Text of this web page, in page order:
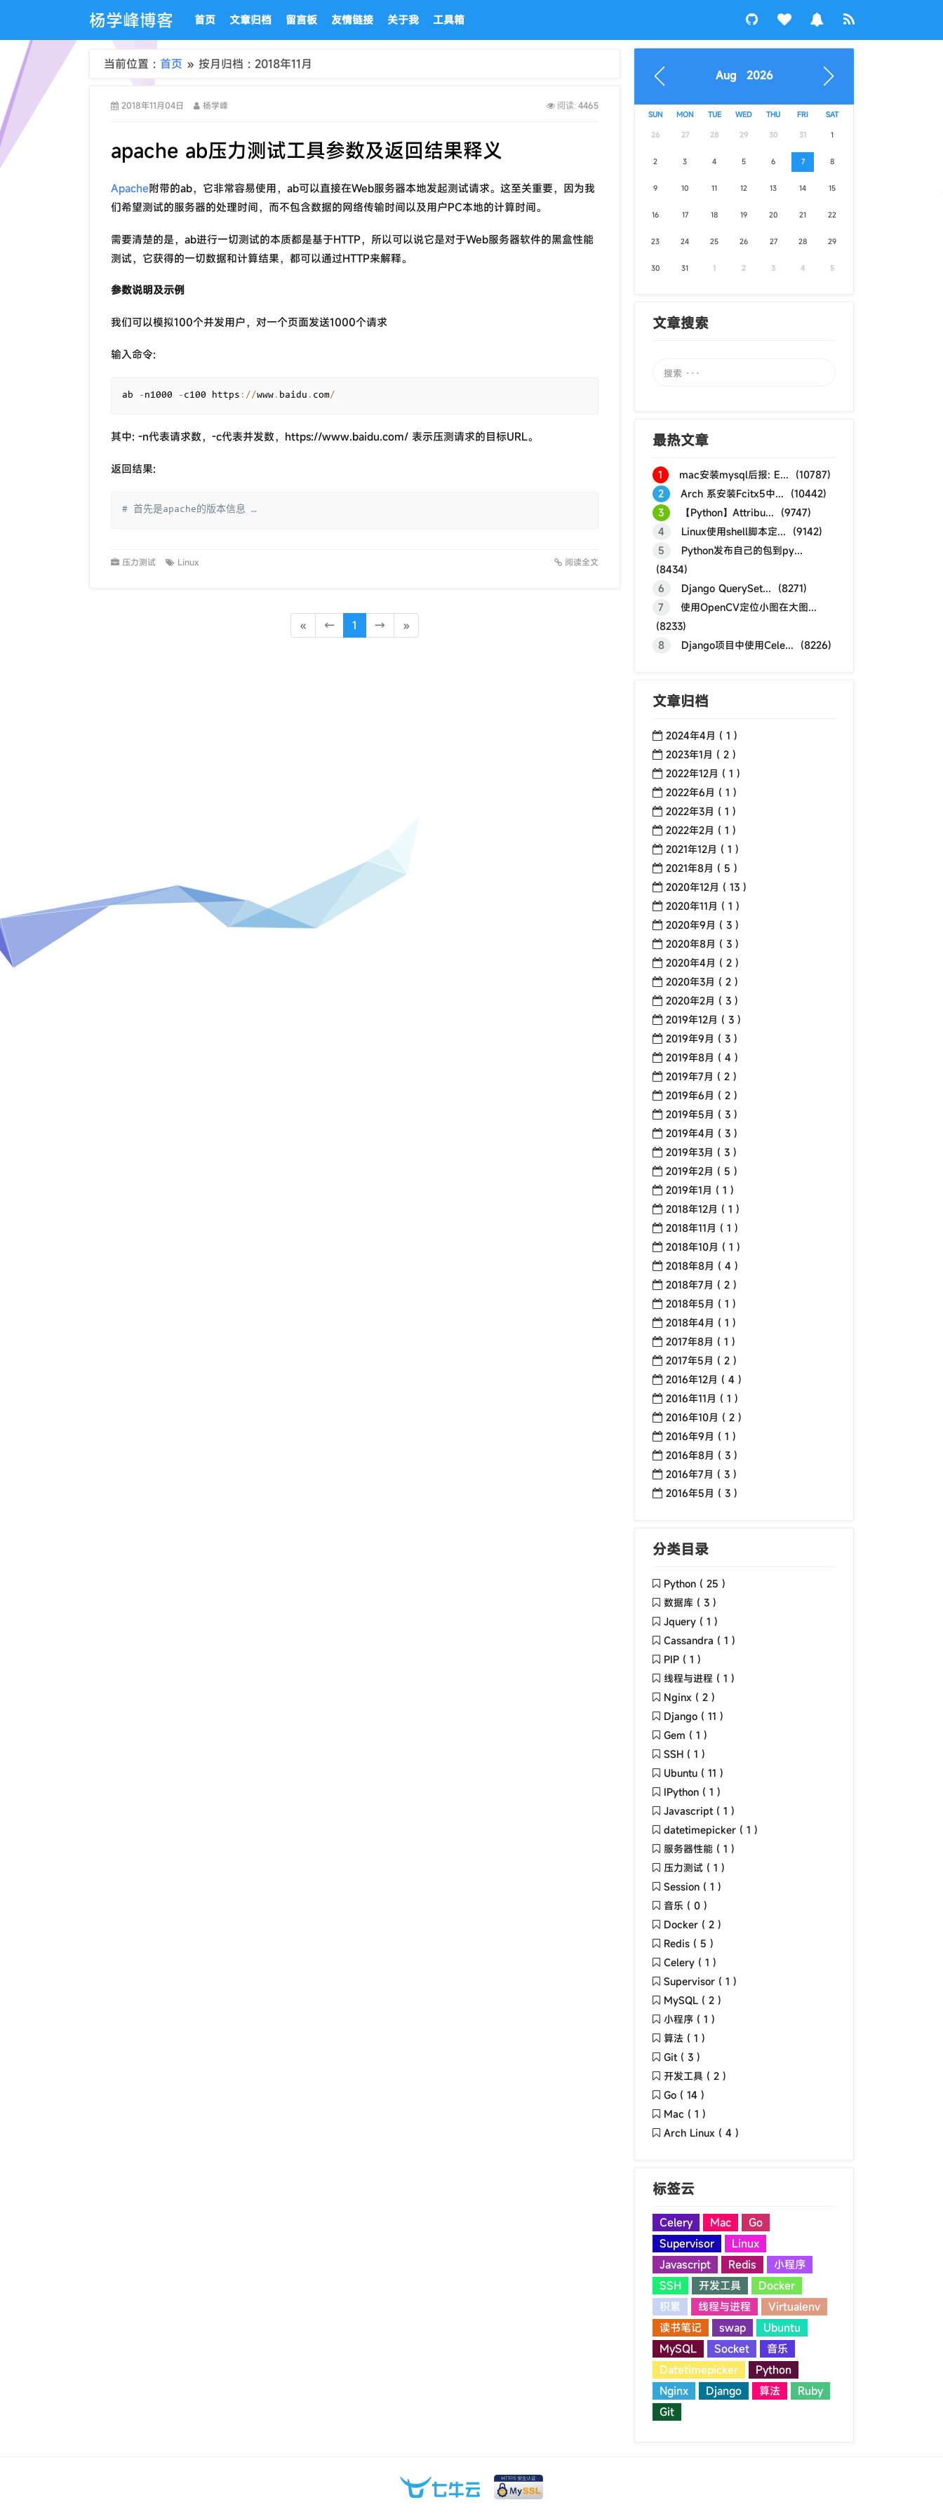
杨学峰博客 首页 文章归档 留言板 友情链接 关于我 工具箱
当前位置 : 首页 » 按月归档 : 2018年11月
2018年11月04日 杨学峰 阅读: 4465
apache ab压力测试工具参数及返回结果释义
Apache附带的ab，它非常容易使用，ab可以直接在Web服务器本地发起测试请求。这至关重要，因为我
们希望测试的服务器的处理时间，而不包含数据的网络传输时间以及用户PC本地的计算时间。
需要清楚的是，ab进行一切测试的本质都是基于HTTP，所以可以说它是对于Web服务器软件的黑盒性能
测试，它获得的一切数据和计算结果，都可以通过HTTP来解释。
参数说明及示例
我们可以模拟100个并发用户，对一个页面发送1000个请求
输入命令:
ab - n1000 - c100 https : //www . baidu . com/
其中: -n代表请求数，-c代表并发数，https://www.baidu.com/ 表示压测请求的目标URL。
返回结果:
# 首先是apache的版本信息 …
压力测试 Linux 阅读全文
« ← 1 → »
Aug 2026
SUN MON TUE WED THU FRI SAT
26 27 28 29 30 31 1
2 3 4 5 6 7 8
9 10 11 12 13 14 15
16 17 18 19 20 21 22
23 24 25 26 27 28 29
30 31 1 2 3 4 5
文章搜索
最热文章
1
mac安装mysql后报: E... (10787)
2
Arch 系安装Fcitx5中... (10442)
3
【Python】Attribu... (9747)
4
Linux使用shell脚本定... (9142)
5
Python发布自己的包到py...
(8434)
6
Django QuerySet... (8271)
7
使用OpenCV定位小图在大图...
(8233)
8
Django项目中使用Cele... (8226)
文章归档
2024年4月 ( 1 )
2023年1月 ( 2 )
2022年12月 ( 1 )
2022年6月 ( 1 )
2022年3月 ( 1 )
2022年2月 ( 1 )
2021年12月 ( 1 )
2021年8月 ( 5 )
2020年12月 ( 13 )
2020年11月 ( 1 )
2020年9月 ( 3 )
2020年8月 ( 3 )
2020年4月 ( 2 )
2020年3月 ( 2 )
2020年2月 ( 3 )
2019年12月 ( 3 )
2019年9月 ( 3 )
2019年8月 ( 4 )
2019年7月 ( 2 )
2019年6月 ( 2 )
2019年5月 ( 3 )
2019年4月 ( 3 )
2019年3月 ( 3 )
2019年2月 ( 5 )
2019年1月 ( 1 )
2018年12月 ( 1 )
2018年11月 ( 1 )
2018年10月 ( 1 )
2018年8月 ( 4 )
2018年7月 ( 2 )
2018年5月 ( 1 )
2018年4月 ( 1 )
2017年8月 ( 1 )
2017年5月 ( 2 )
2016年12月 ( 4 )
2016年11月 ( 1 )
2016年10月 ( 2 )
2016年9月 ( 1 )
2016年8月 ( 3 )
2016年7月 ( 3 )
2016年5月 ( 3 )
分类目录
Python ( 25 )
数据库 ( 3 )
Jquery ( 1 )
Cassandra ( 1 )
PIP ( 1 )
线程与进程 ( 1 )
Nginx ( 2 )
Django ( 11 )
Gem ( 1 )
SSH ( 1 )
Ubuntu ( 11 )
IPython ( 1 )
Javascript ( 1 )
datetimepicker ( 1 )
服务器性能 ( 1 )
压力测试 ( 1 )
Session ( 1 )
音乐 ( 0 )
Docker ( 2 )
Redis ( 5 )
Celery ( 1 )
Supervisor ( 1 )
MySQL ( 2 )
小程序 ( 1 )
算法 ( 1 )
Git ( 3 )
开发工具 ( 2 )
Go ( 14 )
Mac ( 1 )
Arch Linux ( 4 )
标签云
Celery Mac
Go
Supervisor
Linux
Javascript
Redis
小程序
SSH
开发工具
Docker
积累
线程与进程
Virtualenv
读书笔记
swap
Ubuntu
MySQL
Socket
音乐
Datetimepicker
Python
Nginx
Django 算法
Ruby
Git